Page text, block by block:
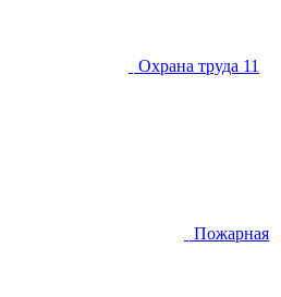
Охрана труда 11
Пожарная